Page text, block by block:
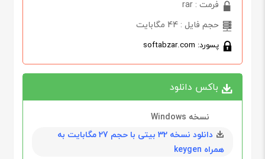
فرمت : rar
حجم فایل : 44 مگابایت
پسورد: softabzar.com
باکس دانلود
نسخه Windows
دانلود نسخه 32 بیتی با حجم 27 مگابايت به
همراه keygen